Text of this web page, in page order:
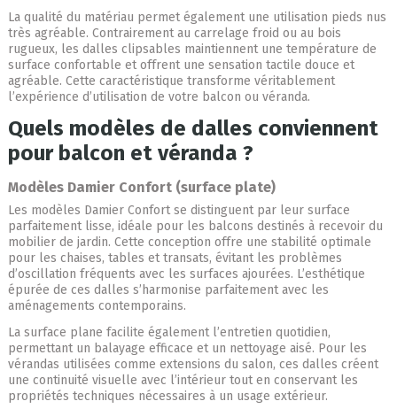
La qualité du matériau permet également une utilisation pieds nus
très agréable. Contrairement au carrelage froid ou au bois
rugueux, les dalles clipsables maintiennent une température de
surface confortable et offrent une sensation tactile douce et
agréable. Cette caractéristique transforme véritablement
l’expérience d’utilisation de votre balcon ou véranda.
Quels modèles de dalles conviennent
pour balcon et véranda ?
Modèles Damier Confort (surface plate)
Les modèles Damier Confort se distinguent par leur surface
parfaitement lisse, idéale pour les balcons destinés à recevoir du
mobilier de jardin. Cette conception offre une stabilité optimale
pour les chaises, tables et transats, évitant les problèmes
d’oscillation fréquents avec les surfaces ajourées. L’esthétique
épurée de ces dalles s’harmonise parfaitement avec les
aménagements contemporains.
La surface plane facilite également l’entretien quotidien,
permettant un balayage efficace et un nettoyage aisé. Pour les
vérandas utilisées comme extensions du salon, ces dalles créent
une continuité visuelle avec l’intérieur tout en conservant les
propriétés techniques nécessaires à un usage extérieur.